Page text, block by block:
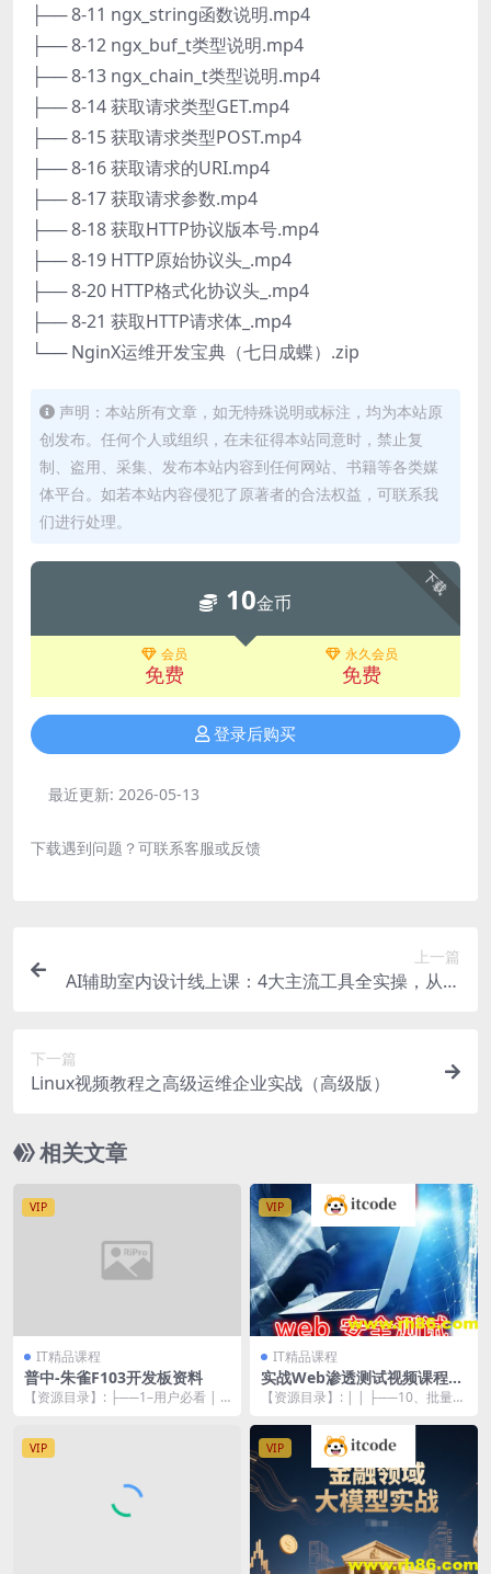
├── 8-11 ngx_string函数说明.mp4
├── 8-12 ngx_buf_t类型说明.mp4
├── 8-13 ngx_chain_t类型说明.mp4
├── 8-14 获取请求类型GET.mp4
├── 8-15 获取请求类型POST.mp4
├── 8-16 获取请求的URI.mp4
├── 8-17 获取请求参数.mp4
├── 8-18 获取HTTP协议版本号.mp4
├── 8-19 HTTP原始协议头_.mp4
├── 8-20 HTTP格式化协议头_.mp4
├── 8-21 获取HTTP请求体_.mp4
└── NginX运维开发宝典（七日成蝶）.zip
声明：本站所有文章，如无特殊说明或标注，均为本站原
创发布。任何个人或组织，在未征得本站同意时，禁止复
制、盗用、采集、发布本站内容到任何网站、书籍等各类媒
体平台。如若本站内容侵犯了原著者的合法权益，可联系我
们进行处理。
下载
10金币
会员
免费
永久会员
免费
登录后购买
最近更新: 2026-05-13
下载遇到问题？可联系客服或反馈
上一篇
AI辅助室内设计线上课：4大主流工具全实操，从基
下一篇
Linux视频教程之高级运维企业实战（高级版）
相关文章
VIP
IT精品课程
普中-朱雀F103开发板资料
【资源目录】: ├──1–用户必看 | ├
VIP
IT精品课程
实战Web渗透测试视频课程
（第三部分）
【资源目录】: | | ├──10、批量g
VIP VIP